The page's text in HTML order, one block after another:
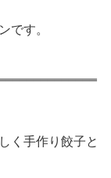
です。
く手作り餃子と